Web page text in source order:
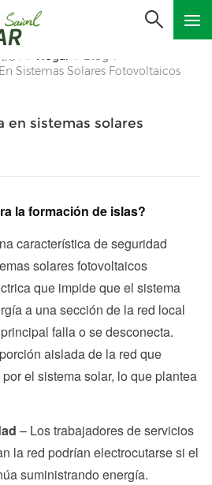
: Hogar Blog
Sistemas Solares Fotovoltaicos
en sistemas solares
la formación de islas?
característica de seguridad
solares fotovoltaicos
que impide que el sistema
a una sección de la red local
falla o se desconecta.
aislada de la red que
el sistema solar, lo que plantea
– Los trabajadores de servicios
la red podrían electrocutarse si el
suministrando energía.